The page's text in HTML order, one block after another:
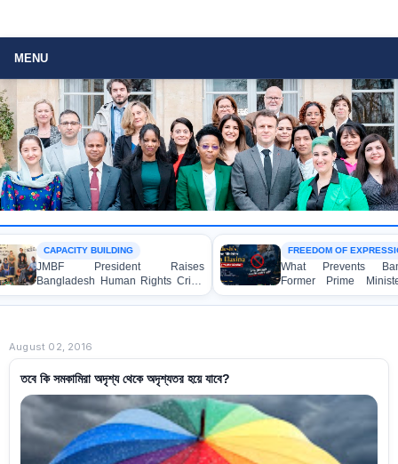
MENU
BUILDING
President Raises
Human Rights Crisis
Enabel CEO in Brussels
FREEDOM OF EXPRESSION
What Prevents
Former Prime Minister
Hasina from Speaking to
Media?
August 02, 2016
তবে কি সমকামিরা অদৃশ্য থেকে অদৃশ্যতর হয়ে যাবে?